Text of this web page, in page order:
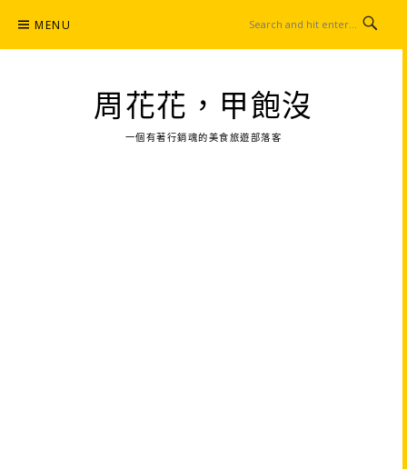
content
MENU
周花花，甲飽沒
一個有著行銷魂的美食旅遊部落客